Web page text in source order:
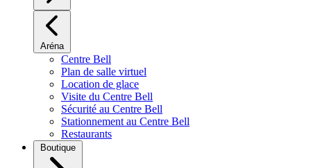
Aréna
Centre Bell
Plan de salle virtuel
Location de glace
Visite du Centre Bell
Sécurité au Centre Bell
Stationnement au Centre Bell
Restaurants
Boutique